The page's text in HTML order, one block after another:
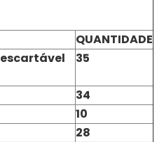
QUANTIDADE
35
34
10
28